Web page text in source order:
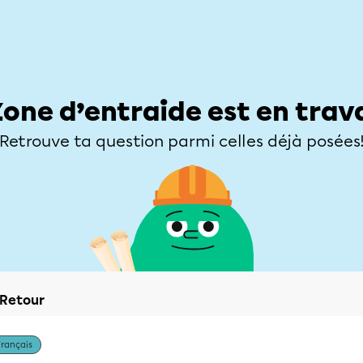
d’entraide est en
Retrouve ta question parmi celles déjà posées!
Retour